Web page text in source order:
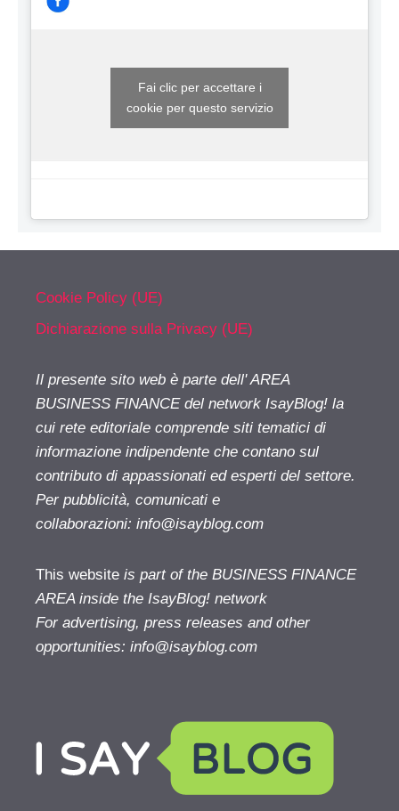
Fai clic per accettare i
cookie per questo servizio
Cookie Policy (UE)
Dichiarazione sulla Privacy (UE)
Il presente sito web è parte dell' AREA
BUSINESS FINANCE del network IsayBlog! la
cui rete editoriale comprende siti tematici di
informazione indipendente che contano sul
contributo di appassionati ed esperti del settore.
Per pubblicità, comunicati e
collaborazioni: info@isayblog.com
This website is part of the BUSINESS FINANCE
AREA inside the IsayBlog! network
For advertising, press releases and other
opportunities: info@isayblog.com